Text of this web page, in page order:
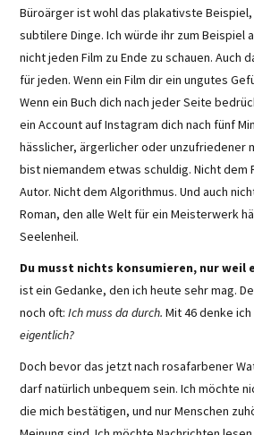
Büroärger ist wohl das plakativste
subtilere Dinge. Ich würde ihr zum Beispiel
nicht jeden Film zu Ende zu schauen. Auch
für jeden. Wenn ein Film dir ein ungutes
Wenn ein Buch dich nach jeder Seite
ein Account auf Instagram dich nach fünf
hässlicher, ärgerlicher oder unzufriedener
bist niemandem etwas schuldig. Nicht dem
Autor. Nicht dem Algorithmus. Und auch
Roman, den alle Welt für ein Meisterwerk
Seelenheil.
Du musst nichts konsumieren, nur weil
ist ein Gedanke, den ich heute sehr mag.
noch oft:Ich muss da durch. Mit 46 denke
eigentlich?
Doch bevor das jetzt nach rosafarbener
darf natürlich unbequem sein. Ich möchte
die mich bestätigen, und nur Menschen